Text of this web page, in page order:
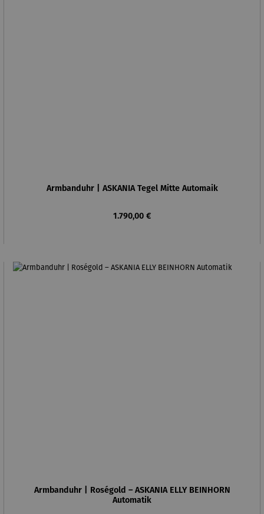
Armbanduhr | ASKANIA Tegel Mitte Automaik
Regulärer Preis:
1.790,00 €
Armbanduhr | Roségold – ASKANIA ELLY BEINHORN
Automatik